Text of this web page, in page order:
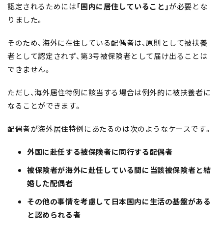
認定されるためには「国内に居住していること」が必要とな
りました。
そのため、海外に在住している配偶者は、原則として被扶養
者として認定されず、第3号被保険者として届け出ることは
できません。
ただし、海外居住特例に該当する場合は例外的に被扶養者に
なることができます。
配偶者が海外居住特例にあたるのは次のようなケースです。
外国に赴任する被保険者に同行する配偶者
被保険者が海外に赴任している間に当該被保険者と結
婚した配偶者
その他の事情を考慮して日本国内に生活の基盤がある
と認められる者